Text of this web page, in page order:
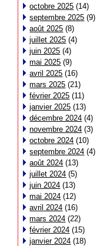
octobre 2025 (14)
septembre 2025 (9)
août 2025 (8)
juillet 2025 (4)
juin 2025 (4)
mai 2025 (9)
avril 2025 (16)
mars 2025 (21)
février 2025 (11)
janvier 2025 (13)
décembre 2024 (4)
novembre 2024 (3)
octobre 2024 (10)
septembre 2024 (4)
août 2024 (13)
juillet 2024 (5)
juin 2024 (13)
mai 2024 (12)
avril 2024 (16)
mars 2024 (22)
février 2024 (15)
janvier 2024 (18)